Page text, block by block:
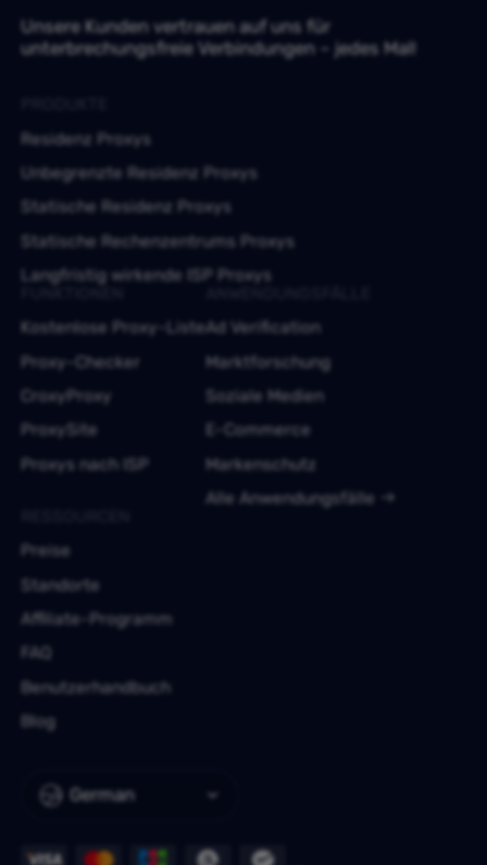
Unsere Kunden vertrauen auf uns für
unterbrechungsfreie Verbindungen – jedes Mal!
German
Residenz Proxys
Unbegrenzte Residenz Proxys
Statische Residenz Proxys
Statische Rechenzentrums Proxys
Langfristig wirkende ISP Proxys
Kostenlose Proxy-Liste
Proxy-Checker
CroxyProxy
ProxySite
Proxys nach ISP
Ad Verification
Marktforschung
Soziale Medien
E-Commerce
Markenschutz
Alle Anwendungsfälle
Preise
Standorte
Affiliate-Programm
FAQ
Benutzerhandbuch
Blog